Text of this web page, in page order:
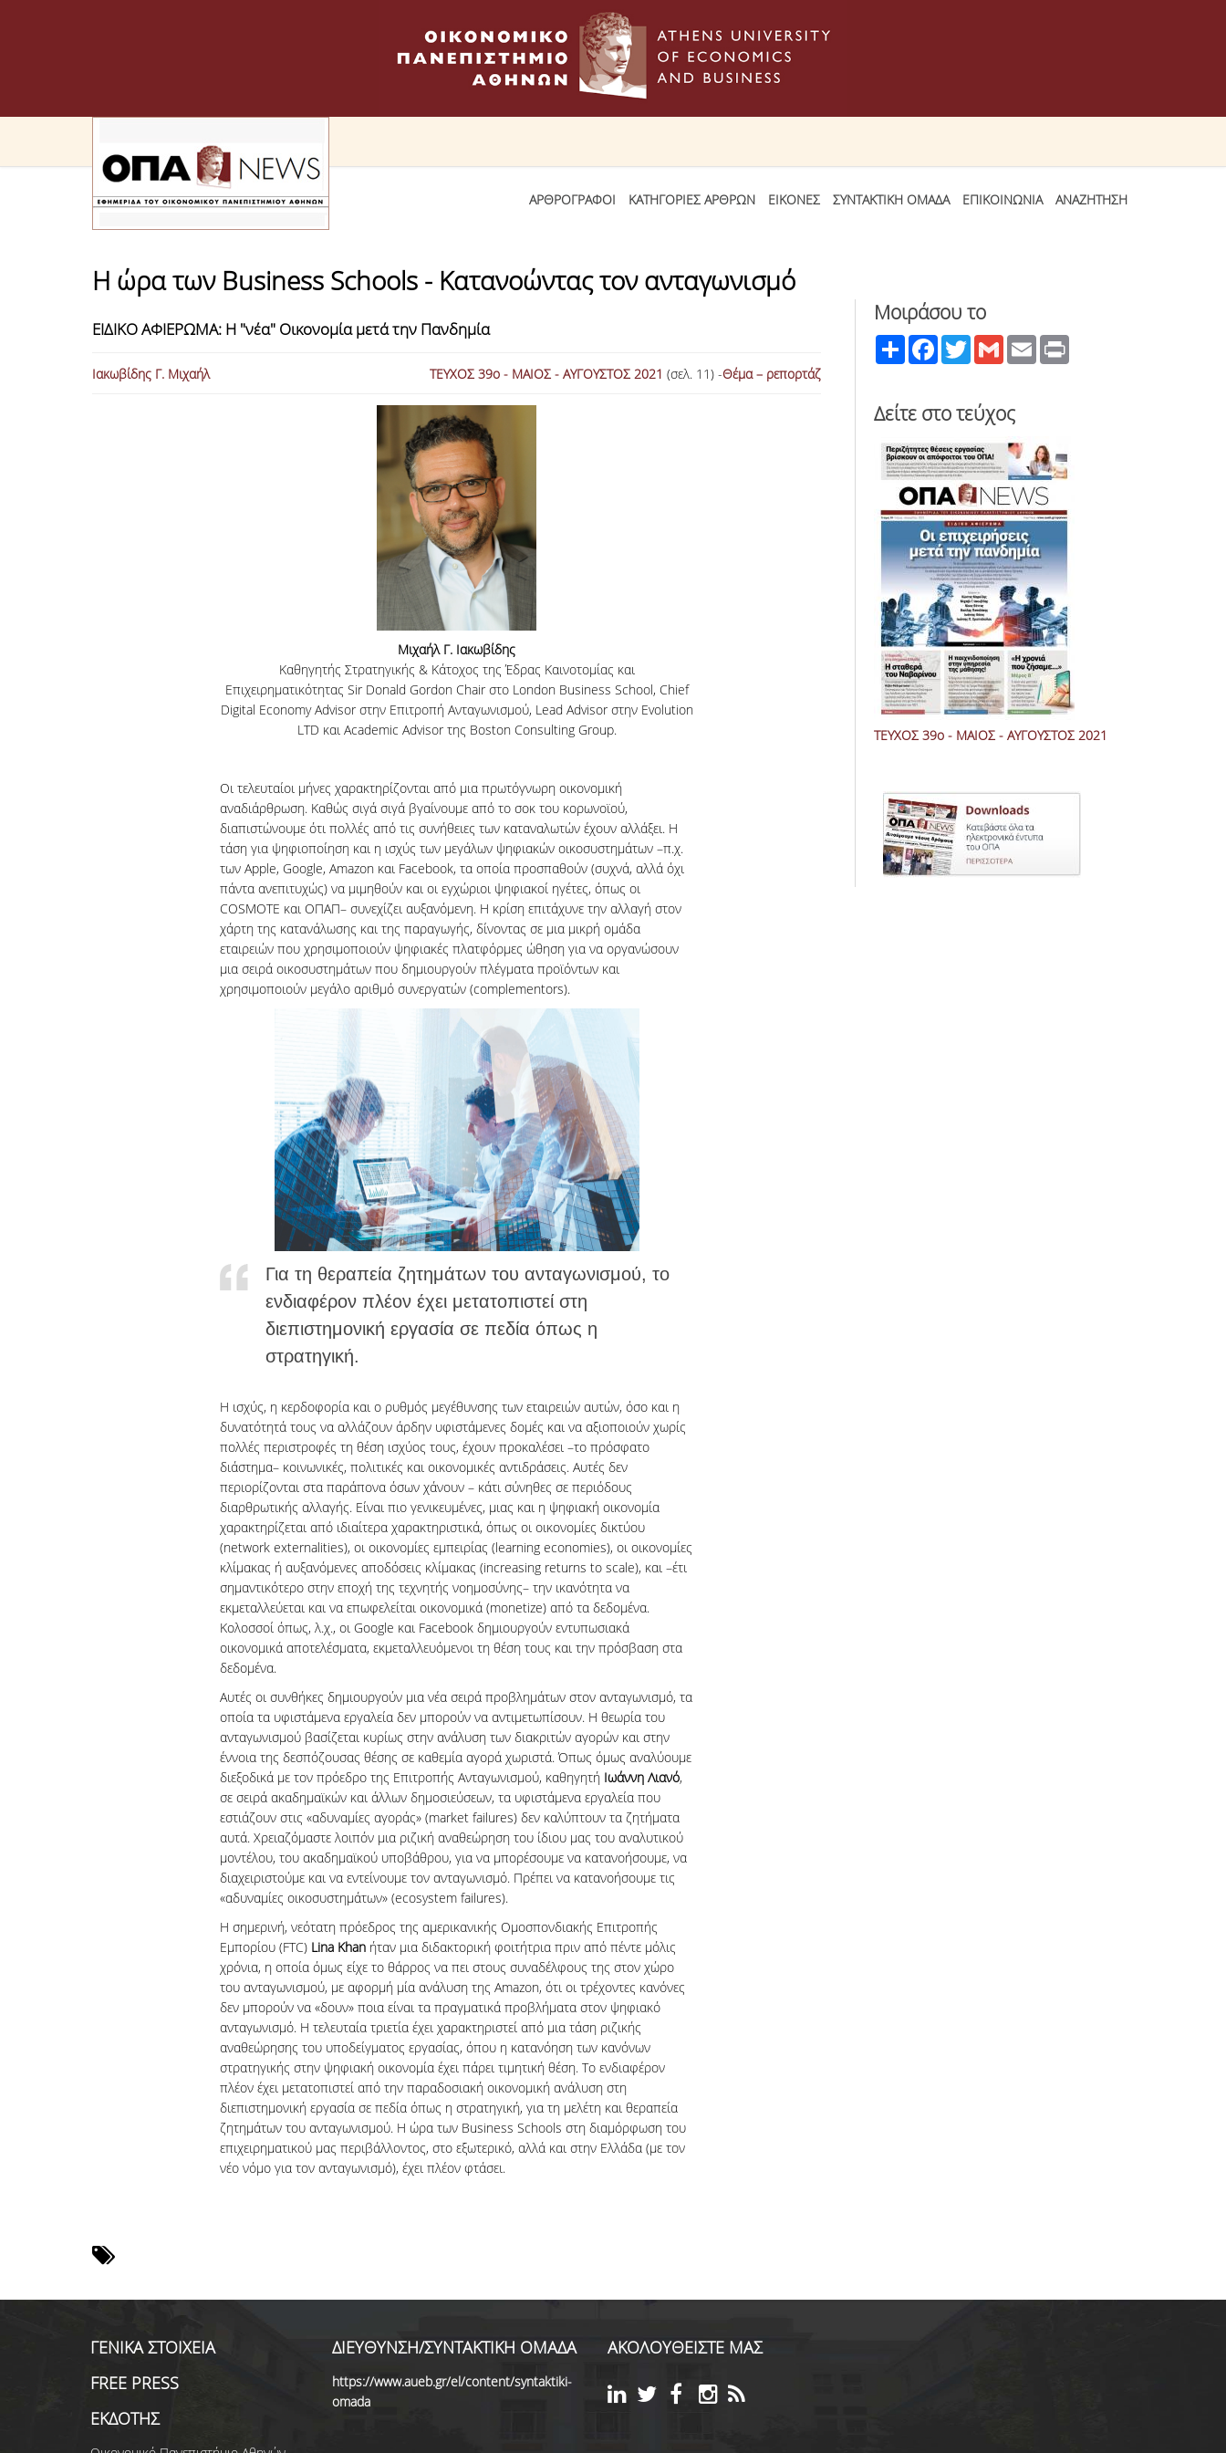
ΑΡΘΡΟΓΡΑΦΟΙ ΚΑΤΗΓΟΡΙΕΣ ΑΡΘΡΩΝ ΕΙΚΟΝΕΣ ΣΥΝΤΑΚΤΙΚΗ ΟΜΑΔΑ ΕΠΙΚΟΙΝΩΝΙΑ ΑΝΑΖΗΤΗΣΗ
Η ώρα των Business Schools - Κατανοώντας τον ανταγωνισμό
ΕΙΔΙΚΟ ΑΦΙΕΡΩΜΑ: Η "νέα" Οικονομία μετά την Πανδημία
Ιακωβίδης Γ. Μιχαήλ ΤΕΥΧΟΣ 39ο - MΑΙΟΣ - ΑΥΓΟΥΣΤΟΣ 2021 (σελ. 11) -Θέμα – ρεπορτάζ
Μιχαήλ Γ. Ιακωβίδης
Καθηγητής Στρατηγικής & Κάτοχος της Έδρας Καινοτομίας και
Επιχειρηματικότητας Sir Donald Gordon Chair στο London Business School, Chief
Digital Economy Advisor στην Επιτροπή Ανταγωνισμού, Lead Advisor στην Evolution
LTD και Academic Advisor της Boston Consulting Group.
Οι τελευταίοι μήνες χαρακτηρίζονται από μια πρωτόγνωρη οικονομική
αναδιάρθρωση. Καθώς σιγά σιγά βγαίνουμε από το σοκ του κορωνοϊού,
διαπιστώνουμε ότι πολλές από τις συνήθειες των καταναλωτών έχουν αλλάξει. Η
τάση για ψηφιοποίηση και η ισχύς των μεγάλων ψηφιακών οικοσυστημάτων –π.χ.
των Apple, Google, Amazon και Facebook, τα οποία προσπαθούν (συχνά, αλλά όχι
πάντα ανεπιτυχώς) να μιμηθούν και οι εγχώριοι ψηφιακοί ηγέτες, όπως οι
COSMOTE και ΟΠΑΠ– συνεχίζει αυξανόμενη. Η κρίση επιτάχυνε την αλλαγή στον
χάρτη της κατανάλωσης και της παραγωγής, δίνοντας σε μια μικρή ομάδα
εταιρειών που χρησιμοποιούν ψηφιακές πλατφόρμες ώθηση για να οργανώσουν
μια σειρά οικοσυστημάτων που δημιουργούν πλέγματα προϊόντων και
χρησιμοποιούν μεγάλο αριθμό συνεργατών (complementors).
Για τη θεραπεία ζητημάτων του ανταγωνισμού, το
ενδιαφέρον πλέον έχει μετατοπιστεί στη
διεπιστημονική εργασία σε πεδία όπως η
στρατηγική.
Η ισχύς, η κερδοφορία και ο ρυθμός μεγέθυνσης των εταιρειών αυτών, όσο και η
δυνατότητά τους να αλλάζουν άρδην υφιστάμενες δομές και να αξιοποιούν χωρίς
πολλές περιστροφές τη θέση ισχύος τους, έχουν προκαλέσει –το πρόσφατο
διάστημα– κοινωνικές, πολιτικές και οικονομικές αντιδράσεις. Αυτές δεν
περιορίζονται στα παράπονα όσων χάνουν – κάτι σύνηθες σε περιόδους
διαρθρωτικής αλλαγής. Είναι πιο γενικευμένες, μιας και η ψηφιακή οικονομία
χαρακτηρίζεται από ιδιαίτερα χαρακτηριστικά, όπως οι οικονομίες δικτύου
(network externalities), οι οικονομίες εμπειρίας (learning economies), οι οικονομίες
κλίμακας ή αυξανόμενες αποδόσεις κλίμακας (increasing returns to scale), και –έτι
σημαντικότερο στην εποχή της τεχνητής νοημοσύνης– την ικανότητα να
εκμεταλλεύεται και να επωφελείται οικονομικά (monetize) από τα δεδομένα.
Κολοσσοί όπως, λ.χ., οι Google και Facebook δημιουργούν εντυπωσιακά
οικονομικά αποτελέσματα, εκμεταλλευόμενοι τη θέση τους και την πρόσβαση στα
δεδομένα.
Αυτές οι συνθήκες δημιουργούν μια νέα σειρά προβλημάτων στον ανταγωνισμό, τα
οποία τα υφιστάμενα εργαλεία δεν μπορούν να αντιμετωπίσουν. Η θεωρία του
ανταγωνισμού βασίζεται κυρίως στην ανάλυση των διακριτών αγορών και στην
έννοια της δεσπόζουσας θέσης σε καθεμία αγορά χωριστά. Όπως όμως αναλύουμε
διεξοδικά με τον πρόεδρο της Επιτροπής Ανταγωνισμού, καθηγητή Ιωάννη Λιανό,
σε σειρά ακαδημαϊκών και άλλων δημοσιεύσεων, τα υφιστάμενα εργαλεία που
εστιάζουν στις «αδυναμίες αγοράς» (market failures) δεν καλύπτουν τα ζητήματα
αυτά. Χρειαζόμαστε λοιπόν μια ριζική αναθεώρηση του ίδιου μας του αναλυτικού
μοντέλου, του ακαδημαϊκού υποβάθρου, για να μπορέσουμε να κατανοήσουμε, να
διαχειριστούμε και να εντείνουμε τον ανταγωνισμό. Πρέπει να κατανοήσουμε τις
«αδυναμίες οικοσυστημάτων» (ecosystem failures).
Η σημερινή, νεότατη πρόεδρος της αμερικανικής Ομοσπονδιακής Επιτροπής
Εμπορίου (FTC) Lina Khanήταν μια διδακτορική φοιτήτρια πριν από πέντε μόλις
χρόνια, η οποία όμως είχε το θάρρος να πει στους συναδέλφους της στον χώρο
του ανταγωνισμού, με αφορμή μία ανάλυση της Amazon, ότι οι τρέχοντες κανόνες
δεν μπορούν να «δουν» ποια είναι τα πραγματικά προβλήματα στον ψηφιακό
ανταγωνισμό. Η τελευταία τριετία έχει χαρακτηριστεί από μια τάση ριζικής
αναθεώρησης του υποδείγματος εργασίας, όπου η κατανόηση των κανόνων
στρατηγικής στην ψηφιακή οικονομία έχει πάρει τιμητική θέση. Το ενδιαφέρον
πλέον έχει μετατοπιστεί από την παραδοσιακή οικονομική ανάλυση στη
διεπιστημονική εργασία σε πεδία όπως η στρατηγική, για τη μελέτη και θεραπεία
ζητημάτων του ανταγωνισμού. Η ώρα των Business Schools στη διαμόρφωση του
επιχειρηματικού μας περιβάλλοντος, στο εξωτερικό, αλλά και στην Ελλάδα (με τον
νέο νόμο για τον ανταγωνισμό), έχει πλέον φτάσει.
Μοιράσου το
ShareFacebook
TwitterGmailEmailPrint
Δείτε στο τεύχος
ΤΕΥΧΟΣ 39ο - MΑΙΟΣ - ΑΥΓΟΥΣΤΟΣ 2021
ΓΕΝΙΚΑ ΣΤΟΙΧΕΙΑ
FREE PRESS
ΕΚΔΟΤΗΣ
ΔΙΕΥΘΥΝΣΗ/ΣΥΝΤΑΚΤΙΚΗ ΟΜΑΔΑ
https://www.aueb.gr/el/content/syntaktiki-
omada
ΑΚΟΛΟΥΘΕΙΣΤΕ ΜΑΣ